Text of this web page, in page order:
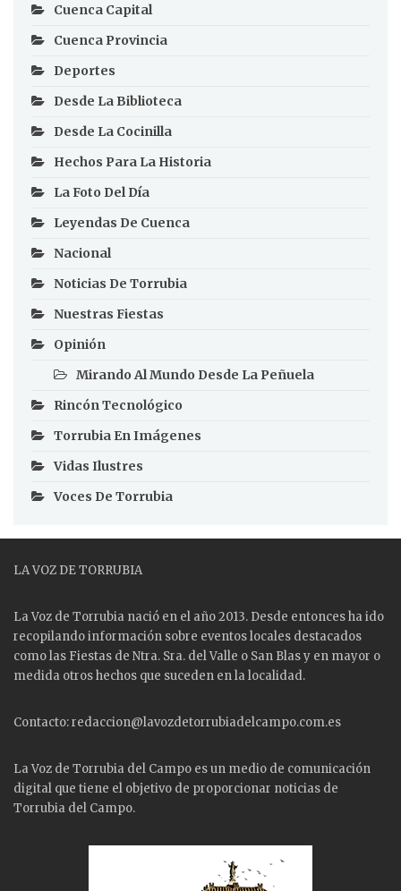
Cuenca Capital
Cuenca Provincia
Deportes
Desde La Biblioteca
Desde La Cocinilla
Hechos Para La Historia
La Foto Del Día
Leyendas De Cuenca
Nacional
Noticias De Torrubia
Nuestras Fiestas
Opinión
Mirando Al Mundo Desde La Peñuela
Rincón Tecnológico
Torrubia En Imágenes
Vidas Ilustres
Voces De Torrubia
LA VOZ DE TORRUBIA
La Voz de Torrubia nació en el año 2013. Desde entonces ha ido
recopilando información sobre eventos locales destacados
como las Fiestas de Ntra. Sra. del Valle o San Blas y en mayor o
medida otros hechos que suceden en la localidad.
Contacto: redaccion@lavozdetorrubiadelcampo.com.es
La Voz de Torrubia del Campo es un medio de comunicación
digital que tiene el objetivo de proporcionar noticias de
Torrubia del Campo.